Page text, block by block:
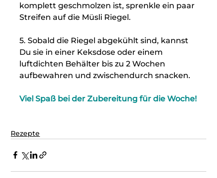
komplett geschmolzen ist, sprenkle ein paar
Streifen auf die Müsli Riegel.
5. Sobald die Riegel abgekühlt sind, kannst
Du sie in einer Keksdose oder einem
luftdichten Behälter bis zu 2 Wochen
aufbewahren und zwischendurch snacken.
Viel Spaß bei der Zubereitung für die Woche!
Rezepte